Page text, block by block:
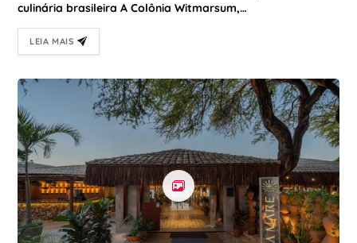
culinária brasileira A Colônia Witmarsum,…
LEIA MAIS